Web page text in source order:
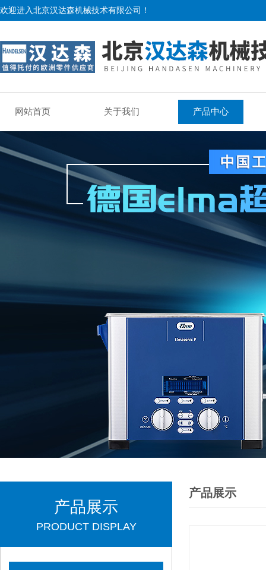
欢迎进入北京汉达森机械技术有限公司！
网站首页 关于我们 产品中心
产品展示
PRODUCT DISPLAY
产品展示